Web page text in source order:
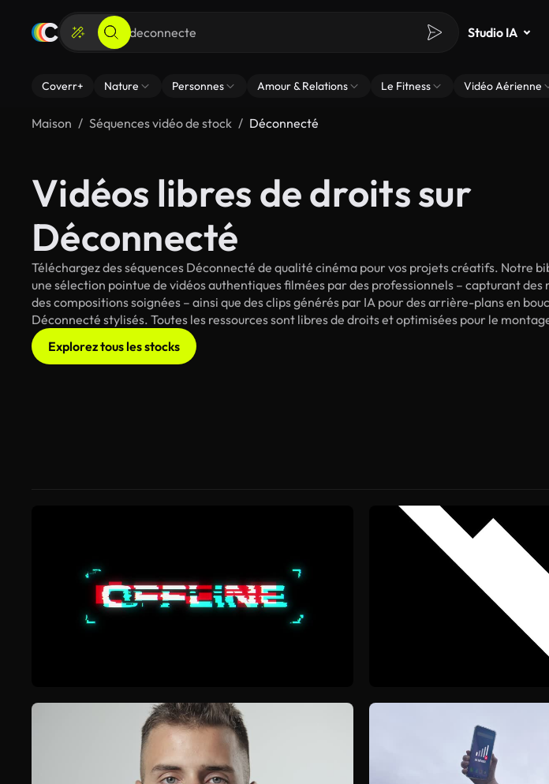
Studio IA
Coverr+ Nature Personnes Amour & Relations Le Fitness Vidéo Aérienne
Maison Séquences vidéo de stock Déconnecté
Vidéos libres de droits sur
Déconnecté
Téléchargez des séquences Déconnecté de qualité cinéma pour vos projets créatifs. Notre
une sélection pointue de vidéos authentiques filmées par des professionnels – capturant des
des compositions soignées – ainsi que des clips générés par IA pour des arrière-plans en
Déconnecté stylisés. Toutes les ressources sont libres de droits et optimisées pour le
Explorez tous les stocks